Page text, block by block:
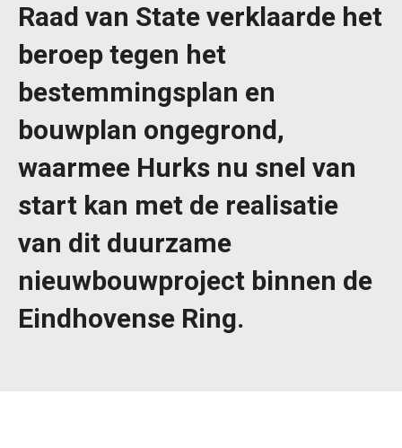
Raad van State verklaarde het
beroep tegen het
bestemmingsplan en
bouwplan ongegrond,
waarmee Hurks nu snel van
start kan met de realisatie
van dit duurzame
nieuwbouwproject binnen de
Eindhovense Ring.